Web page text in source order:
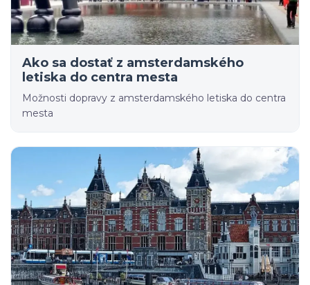
Ako sa dostať z amsterdamského
letiska do centra mesta
Možnosti dopravy z amsterdamského letiska do centra
mesta